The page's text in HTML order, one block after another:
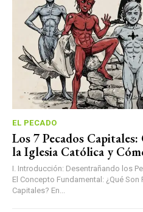
EL PECADO
Los 7 Pecados
la Iglesia Católica y
I. Introducción: Desentrañando los
El Concepto Fundamental: ¿Qué
Capitales? En...